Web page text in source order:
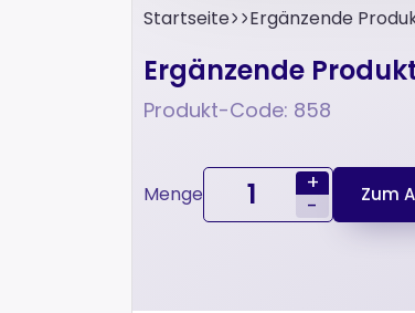
Startseite Ergänzende
Ergänzende
Produkt-Code: 858
Menge
+
-
Zum